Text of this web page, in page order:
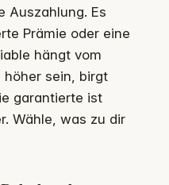
Auszahlung. Es
Prämie oder eine
hängt vom
höher sein, birgt
garantierte ist
Wähle, was zu dir